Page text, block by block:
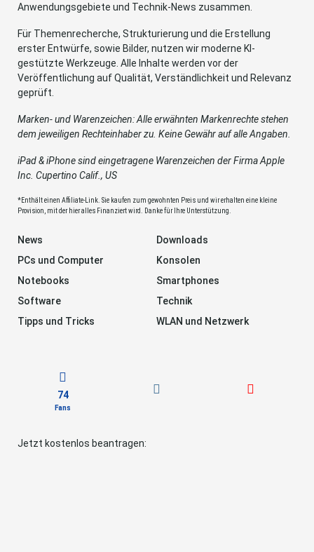
Anwendungsgebiete und Technik-News zusammen.
Für Themenrecherche, Strukturierung und die Erstellung
erster Entwürfe, sowie Bilder, nutzen wir moderne KI-
gestützte Werkzeuge. Alle Inhalte werden vor der
Veröffentlichung auf Qualität, Verständlichkeit und Relevanz
geprüft.
Marken- und Warenzeichen: Alle erwähnten Markenrechte stehen
dem jeweiligen Rechteinhaber zu. Keine Gewähr auf alle Angaben.
iPad & iPhone sind eingetragene Warenzeichen der Firma Apple
Inc. Cupertino Calif., US
*Enthält einen Affiliate-Link. Sie kaufen zum gewohnten Preis und wir erhalten eine kleine
Provision, mit der hier alles Finanziert wird. Danke für Ihre Unterstützung.
News
Downloads
PCs und Computer
Konsolen
Notebooks
Smartphones
Software
Technik
Tipps und Tricks
WLAN und Netzwerk
74
Fans
Jetzt kostenlos beantragen: